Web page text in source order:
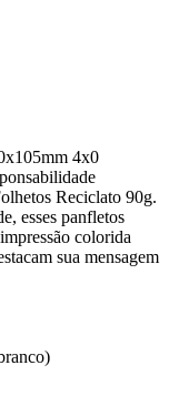
4x0
Reciclato 90g.
esses panfletos
colorida
sua mensagem